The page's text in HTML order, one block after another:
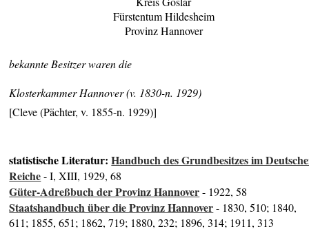
Fürstentum Hildesheim
Provinz Hannover
bekannte Besitzer waren die
Klosterkammer Hannover (v. 1830-n. 1929)
[Cleve (Pächter, v. 1855-n. 1929)]
statistische Literatur:Handbuch des Grundbesitzes im
Reiche- I, XIII, 1929, 68
Güter-Adreßbuch der Provinz Hannover- 1922, 58
Staatshandbuch über die Provinz Hannover- 1830, 510; 1840,
611; 1855, 651; 1862, 719; 1880, 232; 1896, 314; 1911, 313